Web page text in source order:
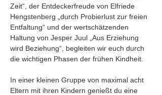
Zeit“, der Entdeckerfreude von Elfriede
Hengstenberg „durch Probierlust zur freien
Entfaltung“ und der wertschätzenden
Haltung von Jesper Juul „Aus Erziehung
wird Beziehung“, begleiten wir euch durch
die wichtigen Phasen der frühen Kindheit.
In einer kleinen Gruppe von maximal acht
Eltern mit ihren Kindern genießt du eine